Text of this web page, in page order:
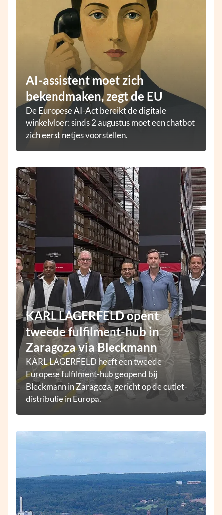
AI-assistent moet zich
bekendmaken, zegt de EU
De Europese AI-Act bereikt de digitale
winkelvloer: sinds 2 augustus moet een chatbot
zich eerst netjes voorstellen.
KARL LAGERFELD opent
tweede fulfilment-hub in
Zaragoza via Bleckmann
KARL LAGERFELD heeft een tweede
Europese fulfilment-hub geopend bij
Bleckmann in Zaragoza, gericht op de outlet-
distributie in Europa.